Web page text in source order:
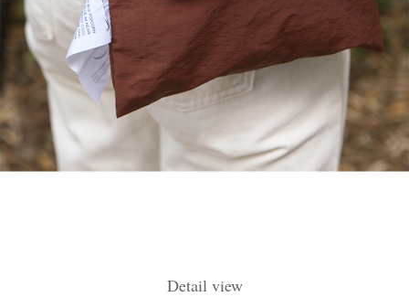
Detail view